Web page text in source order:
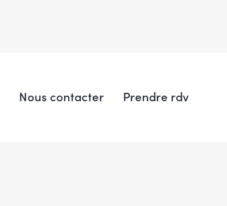
Nous contacter Prendre rdv